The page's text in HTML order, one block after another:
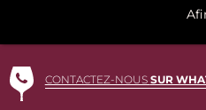
au
contenuCONTACTEZ-NOUS SUR